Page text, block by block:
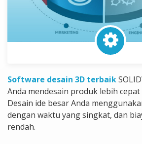
Software desain 3D terbaik
Anda mendesain produk lebih
Desain ide besar Anda
dengan waktu yang singkat, dan
rendah.